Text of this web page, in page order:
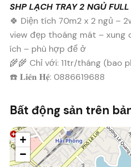
SHP LẠCH TRAY 2 NGỦ
🍀 Diện tích 70m2 x 2 ngủ –
view đẹp thoáng mát – xung
ích – phù hợp để ở
🌾🌾 Chỉ với: 11tr/tháng (bao
☎️ 𝐋𝐢𝐞̂𝐧 𝐇𝐞̣̂: 0886619688
Bất động sản trên
+
−